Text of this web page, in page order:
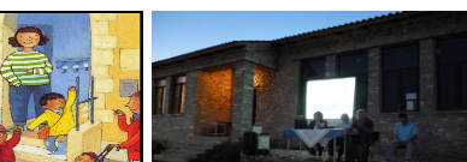
που χάνονται στον καιρό…
στο Λεοντάρι!